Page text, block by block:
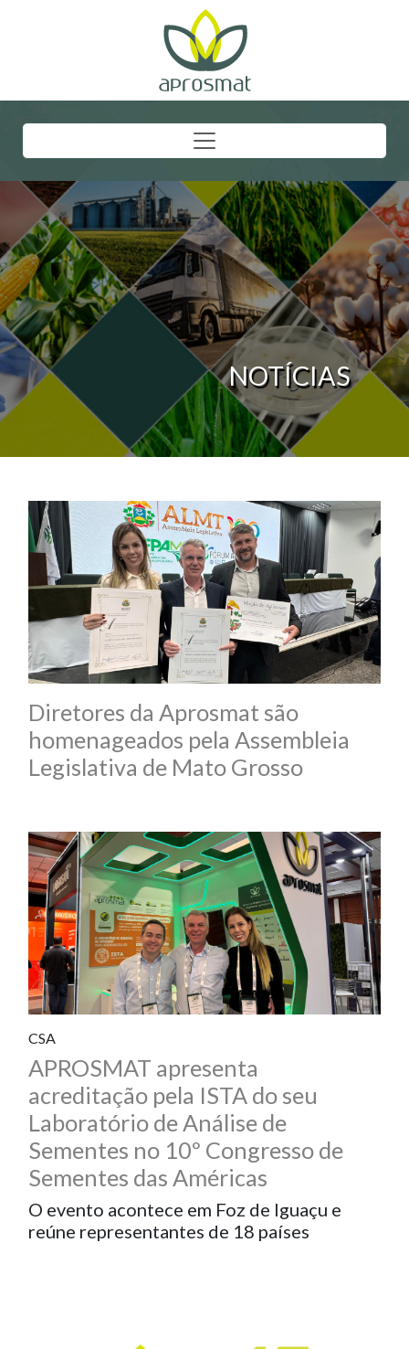
NOTÍCIAS
Diretores da Aprosmat são
homenageados pela Assembleia
Legislativa de Mato Grosso
CSA
APROSMAT apresenta
acreditação pela ISTA do seu
Laboratório de Análise de
Sementes no 10º Congresso de
Sementes das Américas
O evento acontece em Foz de Iguaçu e
reúne representantes de 18 países